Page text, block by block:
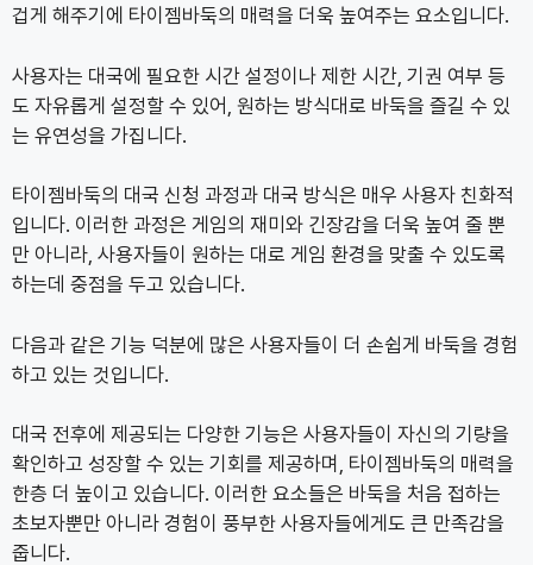
겁게 해주기에 타이젬바둑의 매력을 더욱 높여주는 요소입니다.
사용자는 대국에 필요한 시간 설정이나 제한 시간, 기권 여부 등
도 자유롭게 설정할 수 있어, 원하는 방식대로 바둑을 즐길 수 있
는 유연성을 가집니다.
타이젬바둑의 대국 신청 과정과 대국 방식은 매우 사용자 친화적
입니다. 이러한 과정은 게임의 재미와 긴장감을 더욱 높여 줄 뿐
만 아니라, 사용자들이 원하는 대로 게임 환경을 맞출 수 있도록
하는데 중점을 두고 있습니다.
다음과 같은 기능 덕분에 많은 사용자들이 더 손쉽게 바둑을 경험
하고 있는 것입니다.
대국 전후에 제공되는 다양한 기능은 사용자들이 자신의 기량을
확인하고 성장할 수 있는 기회를 제공하며, 타이젬바둑의 매력을
한층 더 높이고 있습니다. 이러한 요소들은 바둑을 처음 접하는
초보자뿐만 아니라 경험이 풍부한 사용자들에게도 큰 만족감을
줍니다.